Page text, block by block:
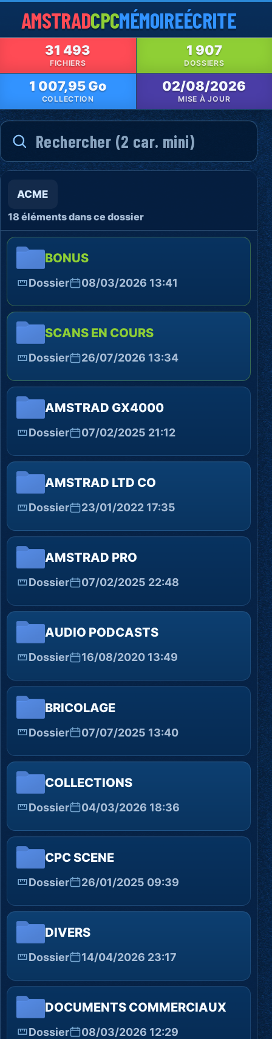
AMSTRADCPCMÉMOIREÉCRITE
31 493
FICHIERS
1 907
DOSSIERS
1 007,95 Go
COLLECTION
02/08/2026
MISE À JOUR
ACME
18 éléments dans ce dossier
BONUS
Dossier 08/03/2026 13:41
SCANS EN COURS
Dossier 26/07/2026 13:34
AMSTRAD GX4000
Dossier 07/02/2025 21:12
AMSTRAD LTD CO
Dossier 23/01/2022 17:35
AMSTRAD PRO
Dossier 07/02/2025 22:48
AUDIO PODCASTS
Dossier 16/08/2020 13:49
BRICOLAGE
Dossier 07/07/2025 13:40
COLLECTIONS
Dossier 04/03/2026 18:36
CPC SCENE
Dossier 26/01/2025 09:39
DIVERS
Dossier 14/04/2026 23:17
DOCUMENTS COMMERCIAUX
Dossier 08/03/2026 12:29